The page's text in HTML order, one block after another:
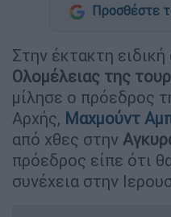
Προσθέστε
Στην έκτακτη
Ολομέλειας της
μίλησε ο πρόεδρος
Αρχής, Μαχμούντ
από χθες στην
πρόεδρος είπε ότι
συνέχεια στην